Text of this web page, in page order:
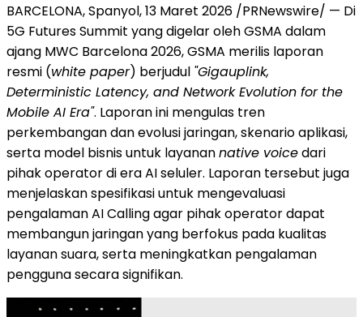
BARCELONA, Spanyol, 13 Maret 2026 /PRNewswire/ — Di
5G Futures Summit yang digelar oleh GSMA dalam
ajang MWC Barcelona 2026, GSMA merilis laporan
resmi (white paper) berjudul "Gigauplink,
Deterministic Latency, and Network Evolution for the
Mobile AI Era". Laporan ini mengulas tren
perkembangan dan evolusi jaringan, skenario aplikasi,
serta model bisnis untuk layanannative voicedari
pihak operator di era AI seluler. Laporan tersebut juga
menjelaskan spesifikasi untuk mengevaluasi
pengalaman AI Calling agar pihak operator dapat
membangun jaringan yang berfokus pada kualitas
layanan suara, serta meningkatkan pengalaman
pengguna secara signifikan.